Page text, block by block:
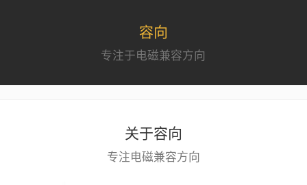
容向
专注于电磁兼容方向
关于容向
专注电磁兼容方向